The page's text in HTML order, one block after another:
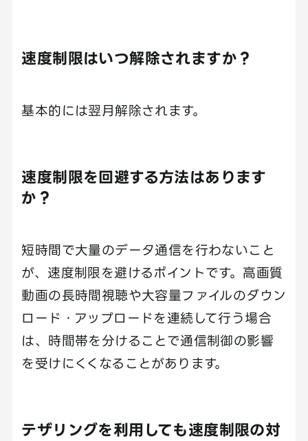
速度制限はいつ解除されますか？
基本的には翌月解除されます。
速度制限を回避する方法はあります
か？
短時間で大量のデータ通信を行わないこと
が、速度制限を避けるポイントです。高画質
動画の長時間視聴や大容量ファイルのダウン
ロード・アップロードを連続して行う場合
は、時間帯を分けることで通信制御の影響
を受けにくくなることがあります。
テザリングを利用しても速度制限の対